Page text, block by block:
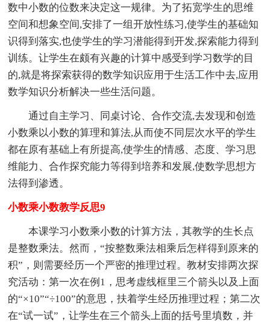
数中小数的位数来决定这一规律。为了拓宽学生的思维
空间和想象空间,安排了一组开放性练习,使学生的基础知
识得到落实,也使学生的学习潜能得到开发,探索能力得到
训练。让学生在颇有兴趣的计算中感受到学习数学的目
的,就是将探索获得的数学知识应用于生活工作中去,应用
数学知识分析解决一些生活问题。
通过自主学习、同桌讨论、合作交流,去发现和创造
小数乘以小数的算理和算法,从而使不同层次水平的学生
都在原有基础上有所提高,使学生的情感、态度、学习思
维能力、合作探究能力等得到培养和发展,使数学思想方
法得到渗透。
小数乘小数教学反思9
本课学习小数乘小数的计算方法，其教学的生长点
是整数乘法。然而，“按整数乘法相乘后怎样得到原来的
积”，则需要经历一个严密的推理过程。教材安排两次探
究活动：第一次在例1，思考虚线框里三个箭头以及上面
的“×10”“÷100”的意思，扶着学生经历推理过程；第二次
在“试一试”，让学生在三个箭头上面的括号里填数，并